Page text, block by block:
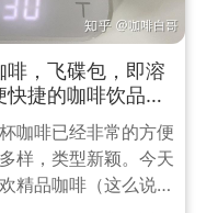
，飞碟包，即溶
捷的咖啡饮品选
咖啡已经非常的方便
样，类型新颖。今天
精品咖啡（这么说是